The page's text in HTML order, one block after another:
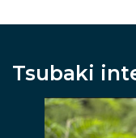
Tsubaki